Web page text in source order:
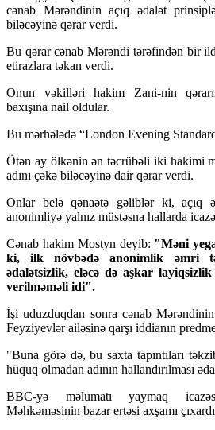
cənab Mərəndinin açıq ədalət
biləcəyinə qərar verdi.
Bu qərar cənab Mərəndi tərəfindən bir
etirazlara təkan verdi.
Onun vəkilləri hakim Zani-nin
baxışına nail oldular.
Bu mərhələdə “London Evening
Ötən ay ölkənin ən təcrübəli iki hakimi
adını çəkə biləcəyinə dair qərar verdi.
Onlar belə qənaətə gəliblər ki, açıq
anonimliyə yalnız müstəsna hallarda
Cənab hakim Mostyn deyib: "Məni
ki, ilk növbədə anonimlik əmri
ədalətsizlik, eləcə də aşkar
verilməməli idi".
İşi uduzduqdan sonra cənab
Feyziyevlər ailəsinə qarşı iddianın
"Buna görə də, bu saxta tapıntıları
hüquq olmadan adının hallandırılması
BBC-yə məlumatı yaymaq
Məhkəməsinin bazar ertəsi axşamı